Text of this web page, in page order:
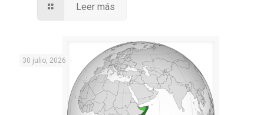
Leer más
30 julio, 2026